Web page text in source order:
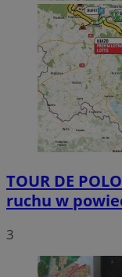
TOUR DE
ruchu w
3